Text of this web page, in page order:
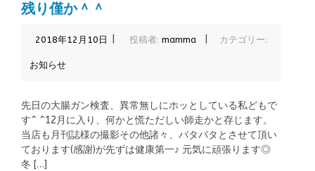
残り僅か＾＾
2018年12月10日 投稿者: mamma カテゴリー:
お知らせ
先日の大腸ガン検査、異常無しにホッとしている私どもで
す^ ^12月に入り、何かと慌ただしい師走かと存じます。
当店も月刊誌様の撮影その他諸々、バタバタとさせて頂い
ております(感謝)が先ずは健康第一♪ 元気に頑張ります◎
冬 […]